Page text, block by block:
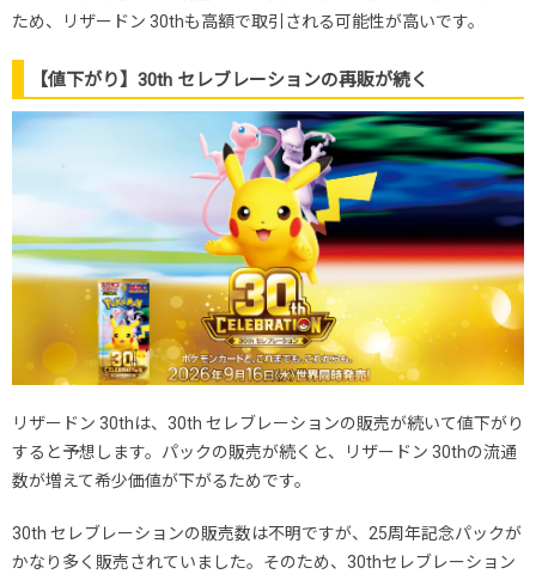
ため、リザードン 30thも高額で取引される可能性が高いです。
【値下がり】30th セレブレーションの再販が続く
リザードン 30thは、30th セレブレーションの販売が続いて値下がり
すると予想します。パックの販売が続くと、リザードン 30thの流通
数が増えて希少価値が下がるためです。
30th セレブレーションの販売数は不明ですが、25周年記念パックが
かなり多く販売されていました。そのため、30thセレブレーション